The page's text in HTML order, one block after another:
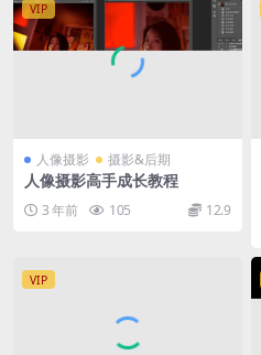
VIP
人像摄影 摄影&后期
人像摄影高手成长教程
3 年前 105 12.9
VIP